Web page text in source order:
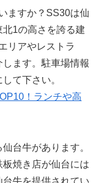
ますか？SS30は仙
1の高さを誇る建
リアやレストラ
ます。駐車場情報
て下さい。
！ランチや高
台牛があります。
焼き店が仙台には